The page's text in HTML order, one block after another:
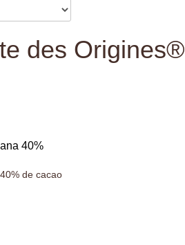
des Origines®
40%
de cacao